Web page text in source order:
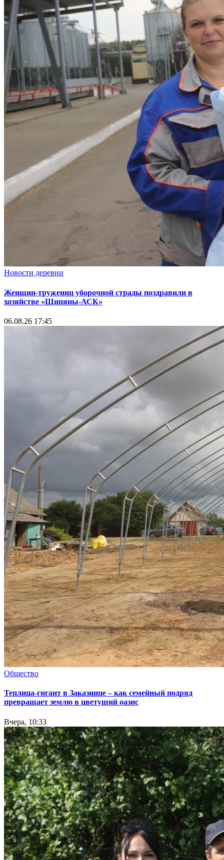
Новости деревни
Женщин-тружениц уборочной страды поздравили в
хозяйстве «Шипяны-АСК»
06.08.26 17:45
Общество
Теплица-гигант в Заказинце – как семейный подряд
превращает землю в цветущий оазис
Вчера, 10:33